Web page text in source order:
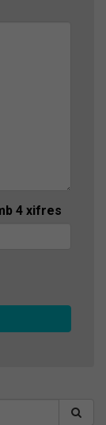
4 xifres